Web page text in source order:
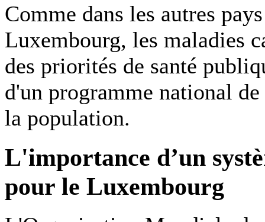
Comme dans les autres
Luxembourg, les maladies
des priorités de santé
d'un programme national
la population.
L'importance d’un
pour le Luxembourg